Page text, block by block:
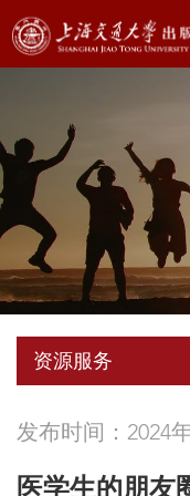
资源服务
发布时间：2024
医学生的朋友